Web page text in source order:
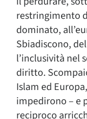
restringimento
dominato,
Sbiadiscono,
l’inclusività nel
diritto.
Islam ed
impedirono – e
reciproco